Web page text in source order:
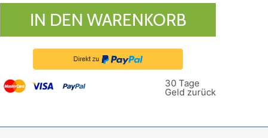
IN DEN WARENKORB
30 Tage
Geld zurück